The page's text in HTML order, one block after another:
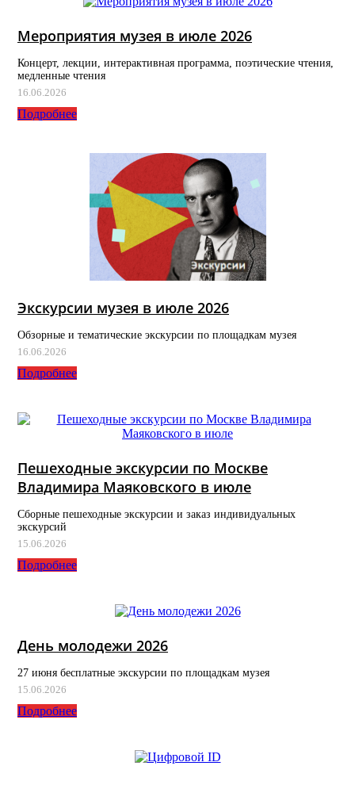
Мероприятия музея в июле 2026
Концерт, лекции, интерактивная программа, поэтические чтения,
медленные чтения
16.06.2026
Подробнее
Экскурсии музея в июле 2026
Обзорные и тематические экскурсии по площадкам музея
16.06.2026
Подробнее
Пешеходные экскурсии по Москве
Владимира Маяковского в июле
Сборные пешеходные экскурсии и заказ индивидуальных
экскурсий
15.06.2026
Подробнее
День молодежи 2026
27 июня бесплатные экскурсии по площадкам музея
15.06.2026
Подробнее